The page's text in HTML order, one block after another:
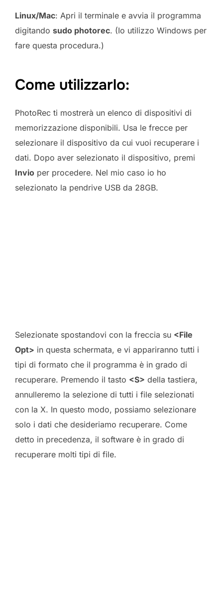
Linux/Mac: Apri il terminale e avvia il programma
digitando sudo photorec. (Io utilizzo Windows per
fare questa procedura.)
Come utilizzarlo:
PhotoRec ti mostrerà un elenco di dispositivi di
memorizzazione disponibili. Usa le frecce per
selezionare il dispositivo da cui vuoi recuperare i
dati. Dopo aver selezionato il dispositivo, premi
Invio per procedere. Nel mio caso io ho
selezionato la pendrive USB da 28GB.
Selezionate spostandovi con la freccia su <File
Opt> in questa schermata, e vi appariranno tutti i
tipi di formato che il programma è in grado di
recuperare. Premendo il tasto <S> della tastiera,
annulleremo la selezione di tutti i file selezionati
con la X. In questo modo, possiamo selezionare
solo i dati che desideriamo recuperare. Come
detto in precedenza, il software è in grado di
recuperare molti tipi di file.